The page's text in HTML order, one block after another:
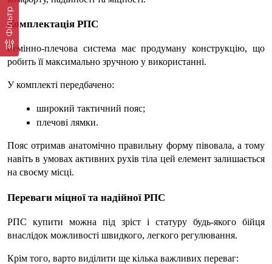
Фільтр
Комплектація РПС
Ремінно-плечова система має продуману конструкцію, що
робить її максимально зручною у використанні.
У комплекті передбачено:
широкий тактичний пояс;
плечові лямки.
Пояс отримав анатомічно правильну форму півовала, а тому
навіть в умовах активних рухів тіла цей елемент залишається
на своєму місці.
Переваги міцної та надійної РПС
РПС купити можна під зріст і статуру будь-якого бійця
внаслідок можливості швидкого, легкого регулювання.
Крім того, варто виділити ще кілька важливих переваг: